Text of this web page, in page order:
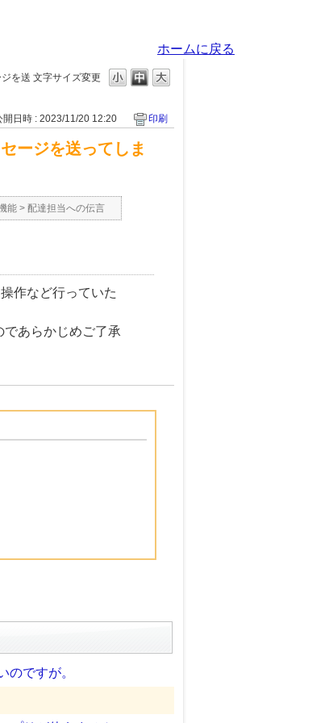
ホームに戻る
文字サイズ変更
を送
開日時 : 2023/11/20 12:20 印刷
ージを送ってしま
能 > 配達担当への伝言
作など行っていた
あらかじめご了承
のですが。